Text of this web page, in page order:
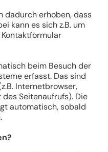
dadurch erhoben, dass
kann es sich z.B. um
beim Besuch der
erfasst. Das sind
Internetbrowser,
Seitenaufrufs). Die
automatisch, sobald